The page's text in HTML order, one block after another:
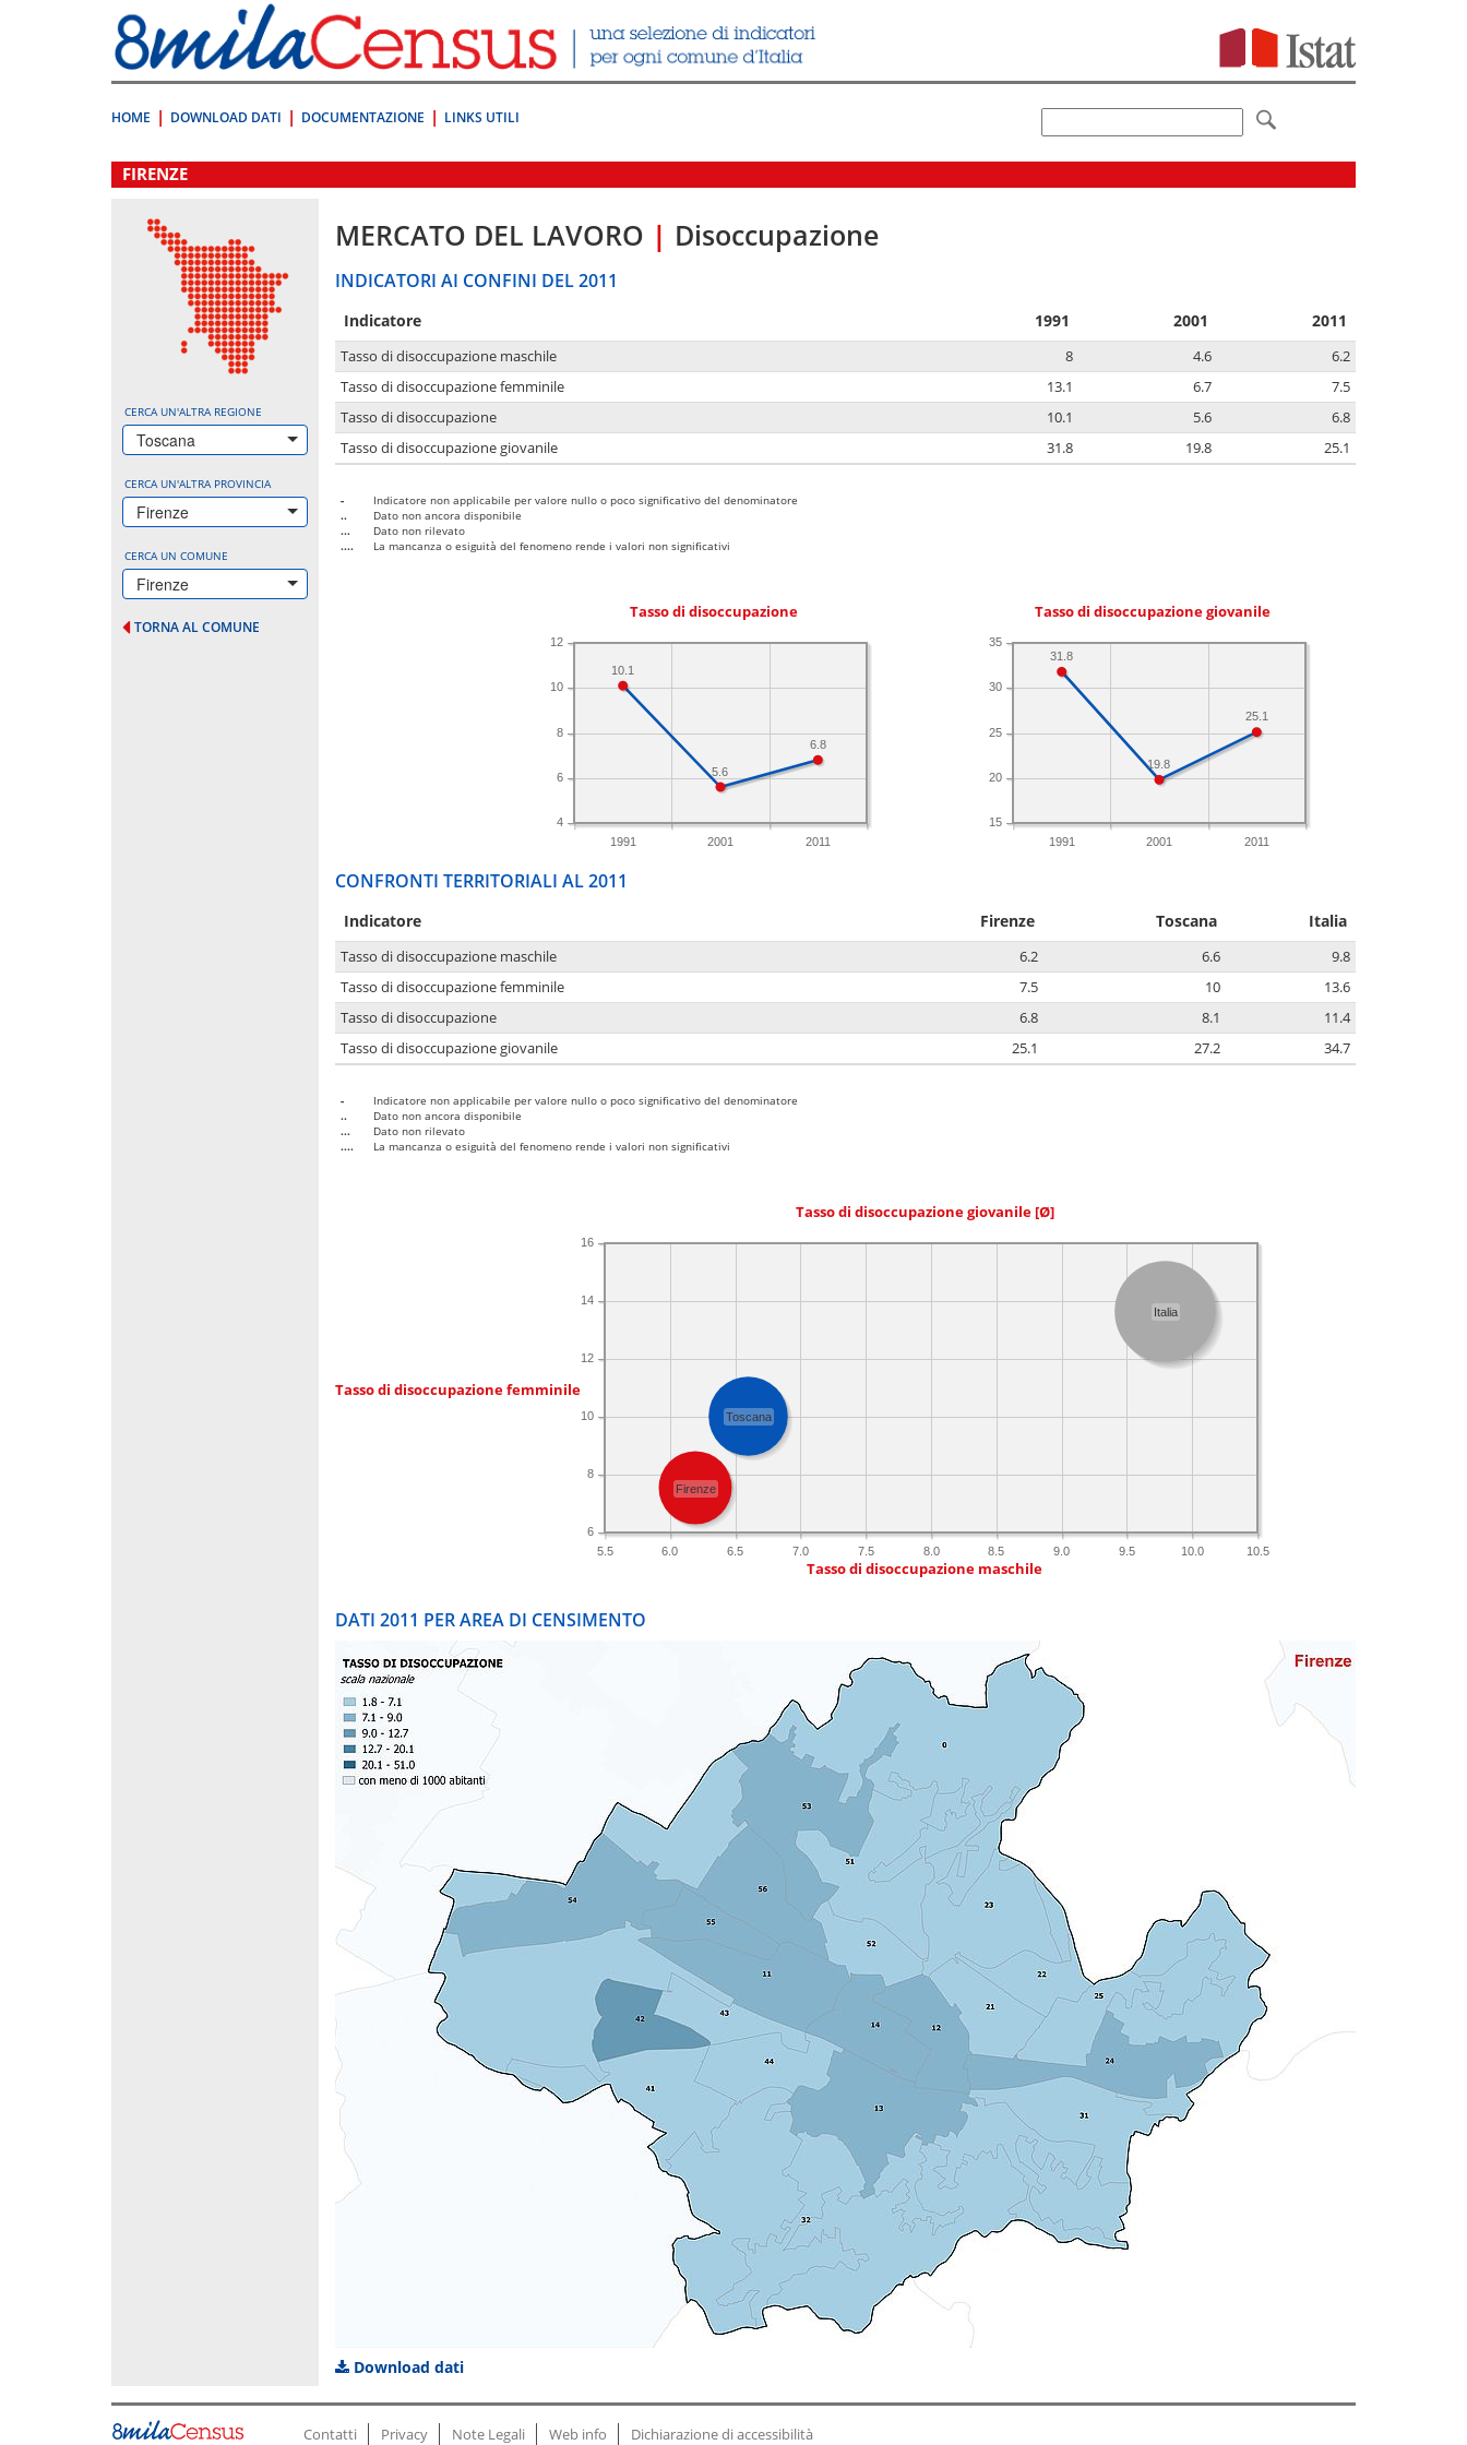
direttamente
a:
Contenuto
HOME DOWNLOAD DATI DOCUMENTAZIONE LINKS UTILI
.
FIRENZE
CERCA UN'ALTRA REGIONE
Toscana
CERCA UN'ALTRA PROVINCIA
Firenze
CERCA UN COMUNE
Firenze
TORNA AL COMUNE
MERCATO DEL LAVORO | Disoccupazione
INDICATORI AI CONFINI DEL 2011
Indicatore 1991 2001 2011
Tasso di disoccupazione maschile 8 4.6
6.2
Tasso di disoccupazione femminile
13.1 6.7
7.5
Tasso di disoccupazione
10.1 5.6
6.8
Tasso di disoccupazione giovanile
31.8 19.8 25.1
-
Indicatore non applicabile per valore nullo o poco significativo del denominatore
..
Dato non ancora disponibile
...
Dato non rilevato
....
La mancanza o esiguità del fenomeno rende i valori non significativi
Tasso di disoccupazione
1991 2001 2011
4
6
8
10
12
6.8
5.6
10.1
Tasso di disoccupazione giovanile
1991 2001 2011
15
20
25
30
35
25.1
19.8
31.8
CONFRONTI TERRITORIALI AL 2011
Indicatore Firenze Toscana Italia
Tasso di disoccupazione maschile 6.2 6.6
9.8
Tasso di disoccupazione femminile
7.5 10
13.6
Tasso di disoccupazione
6.8 8.1
11.4
Tasso di disoccupazione giovanile
25.1 27.2 34.7
-
Indicatore non applicabile per valore nullo o poco significativo del denominatore
..
Dato non ancora disponibile
...
Dato non rilevato
....
La mancanza o esiguità del fenomeno rende i valori non significativi
Tasso di disoccupazione giovanile [Ø]
Tasso di disoccupazione femminile
5.5 6.0 6.5 7.0 7.5 8.0 8.5 9.0 9.5 10.0 10.5
6
8
10
12
14
16
Italia
Toscana
Firenze
Tasso di disoccupazione maschile
DATI 2011 PER AREA DI CENSIMENTO
Download dati
Contatti Privacy Note Legali Web info Dichiarazione di accessibilità